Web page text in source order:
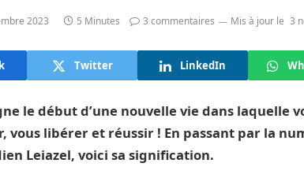
2023 5 Minutes 3 commentaires Mis à jour le 3
Twitter LinkedIn
le début d’une nouvelle vie dans laquelle
libérer et réussir ! En passant par la
Leiazel, voici sa signification.